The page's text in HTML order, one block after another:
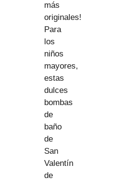
más
originales!
Para
los
niños
mayores,
estas
dulces
bombas
de
baño
de
San
Valentín
de